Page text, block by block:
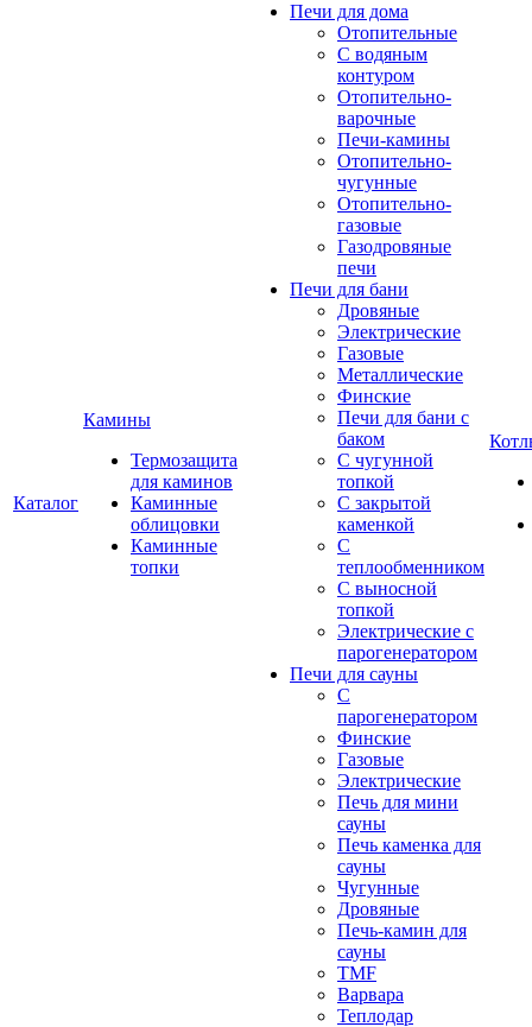
Каталог
Камины
Термозащита
для каминов
Каминные
облицовки
Каминные
топки
Печи для дома
Отопительные
C водяным
контуром
Отопительно-
варочные
Печи-камины
Отопительно-
чугунные
Отопительно-
газовые
Газодровяные
печи
Печи для бани
Дровяные
Электрические
Газовые
Металлические
Финские
Печи для бани с
баком
С чугунной
топкой
С закрытой
каменкой
С
теплообменником
С выносной
топкой
Электрические с
парогенератором
Печи для сауны
С
парогенератором
Финские
Газовые
Электрические
Печь для мини
сауны
Печь каменка для
сауны
Чугунные
Дровяные
Печь-камин для
сауны
TMF
Варвара
Теплодар